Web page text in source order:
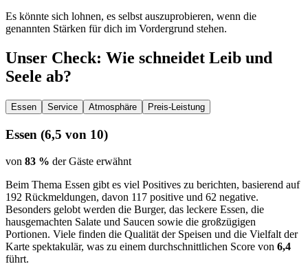
Es könnte sich lohnen, es selbst auszuprobieren, wenn die
genannten Stärken für dich im Vordergrund stehen.
Unser Check: Wie schneidet Leib und
Seele ab?
Essen Service Atmosphäre Preis-Leistung
Essen (6,5 von 10)
von 83 % der Gäste erwähnt
Beim Thema Essen gibt es viel Positives zu berichten, basierend auf
192 Rückmeldungen, davon 117 positive und 62 negative.
Besonders gelobt werden die Burger, das leckere Essen, die
hausgemachten Salate und Saucen sowie die großzügigen
Portionen. Viele finden die Qualität der Speisen und die Vielfalt der
Karte spektakulär, was zu einem durchschnittlichen Score von 6,4
führt.